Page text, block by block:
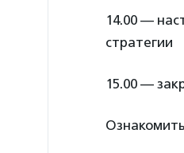
14.00 —
стратегии
15.00 —